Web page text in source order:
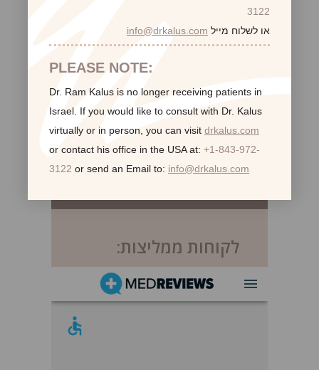
לקוחות ממליצות:
3122
או לשלוח מייל info@drkalus.com
PLEASE NOTE:
Dr. Ram Kalus is no longer receiving patients in
Israel. If you would like to consult with Dr. Kalus
virtually or in person, you can visit drkalus.com
or contact his office in the USA at: +1-843-972-
3122 or send an Email to: info@drkalus.com